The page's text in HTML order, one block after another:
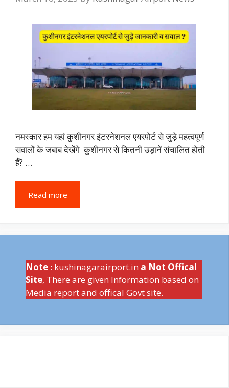
नमस्कार हम यहां कुशीनगर इंटरनेशनल एयरपोर्ट से जुड़े महत्वपूर्ण
सवालों के जबाब देखेंगे कुशीनगर से कितनी उड़ानें संचालित होती
हैं? …
Read more
Note : kushinagarairport.in a Not Offical
Site, There are given Information based on
Media report and offical Govt site.